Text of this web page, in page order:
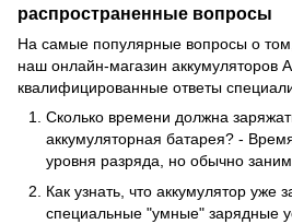
распространенные вопросы
На самые популярные вопросы о
наш онлайн-магазин аккумуляторов
квалифицированные ответы
Сколько времени должна
аккумуляторная батарея? -
уровня разряда, но обычно
Как узнать, что аккумулятор уже
специальные "умные" зарядные